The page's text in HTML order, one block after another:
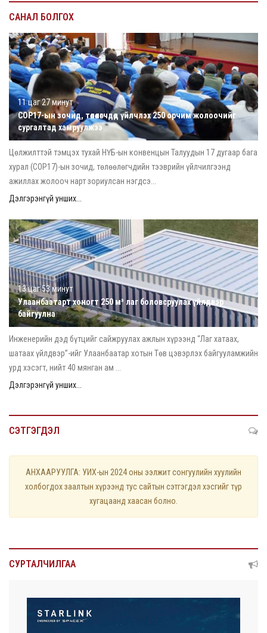
САНАЛ БОЛГОХ
11 цаг 27 минут
COP17-ын зочид, төлөөлөгчдөд үйлчлэх 250 орчим жолоочийг
сургалтад хамруулжээ
Цөлжилттэй тэмцэх тухай НҮБ-ын конвенцын Талуудын 17 дугаар бага
хурал (COP17)-ын зочид, төлөөлөгчдийн тээврийн үйлчилгээнд
ажиллах жолооч нарт зориулсан нэгдсэ...
Дэлгэрэнгүй унших...
13 цаг 53 минут
Улаанбаатарт хоногт 250 м³ лаг боловсруулах үйлдвэр
байгуулна
Инженерийн дэд бүтцийг сайжруулах ажлын хүрээнд “Лаг хатаах,
шатаах үйлдвэр”-ийг Улаанбаатар хотын Төв цэвэрлэх байгууламжийн
урд хэсэгт, нийт 40 мянган ам ...
Дэлгэрэнгүй унших...
СЭТГЭГДЭЛ
АНХААРУУЛГА: УИХ-ын 2024 оны ээлжит сонгуулийн хуулийн
холбогдох заалтын хүрээнд тус сайтын сэтгэгдэл хэсгийг түр
хугацаанд хаасан болно.
СУРТАЛЧИЛГАА